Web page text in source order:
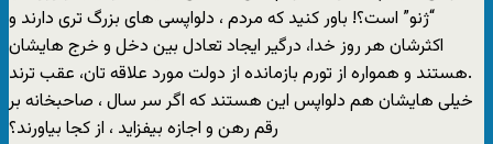
“ژنو” است؟! باور کنید که مردم ، دلواپسی های بزرگ تری دارند و
اکثرشان هر روز خدا، درگیر ایجاد تعادل بین دخل و خرج هایشان
هستند و همواره از تورم بازمانده از دولت مورد علاقه تان، عقب ترند.
خیلی هایشان هم دلواپس این هستند که اگر سر سال ، صاحبخانه بر
رقم رهن و اجازه بیفزاید ، از کجا بیاورند؟